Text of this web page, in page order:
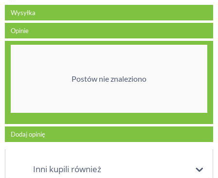
Wysyłka
Opinie
Postów nie znaleziono
Dodaj opinię
Inni kupili również